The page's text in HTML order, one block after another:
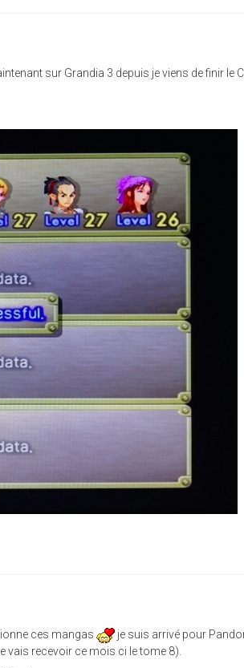
sur Grandia 3 depuis je viens de finir le
ces mangas
je suis arrivé pour
vais recevoir ce mois ci le tome 8).